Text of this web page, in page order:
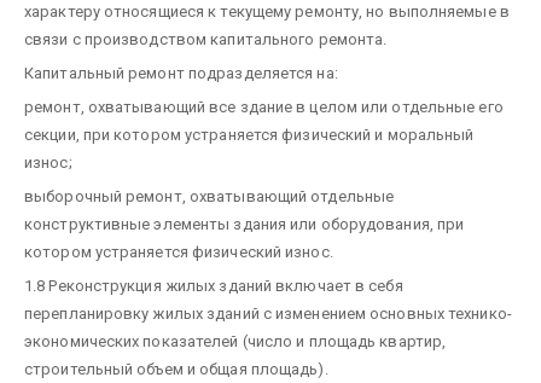
характеру относящиеся к текущему ремонту, но выполняемые в
связи с производством капитального ремонта.
Капитальный ремонт подразделяется на:
ремонт, охватывающий все здание в целом или отдельные его
секции, при котором устраняется физический и моральный
износ;
выборочный ремонт, охватывающий отдельные
конструктивные элементы здания или оборудования, при
котором устраняется физический износ.
1.8 Реконструкция жилых зданий включает в себя
перепланировку жилых зданий с изменением основных технико-
экономических показателей (число и площадь квартир,
строительный объем и общая площадь).